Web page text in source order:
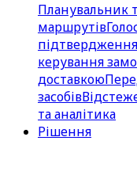
Планувальник
маршрутів
керування
доставкою
засобів
та аналітика
Рішення